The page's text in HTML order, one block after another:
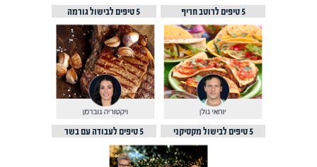
5 טיפים לרוטב חריף 5 טיפים לבישול גורמה
5 טיפים לבישול מקסיקני 5 טיפים לעבודה עם בשר